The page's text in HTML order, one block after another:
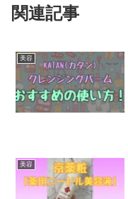
関連記事
美容
美容